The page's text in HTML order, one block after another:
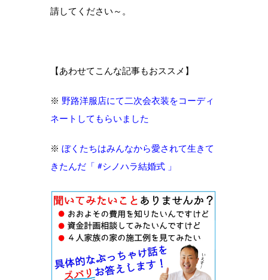
請してください～。
【あわせてこんな記事もおススメ】
※ 野路洋服店にて二次会衣装をコーディ
ネートしてもらいました
※ ぼくたちはみんなから愛されて生きて
きたんだ「 #シノハラ結婚式 」